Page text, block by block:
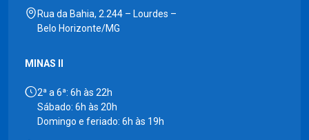
Rua da Bahia, 2.244 – Lourdes –
Belo Horizonte/MG
MINAS II
2ª a 6ª: 6h às 22h
Sábado: 6h às 20h
Domingo e feriado: 6h às 19h